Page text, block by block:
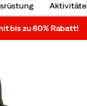
bis zu 60% Rabatt!